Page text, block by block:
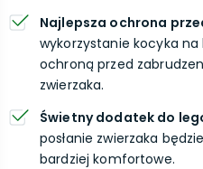
Najlepsza ochrona
wykorzystanie kocyka
ochroną przed
zwierzaka.
Świetny dodatek do
posłanie zwierzaka
bardziej komfortowe.